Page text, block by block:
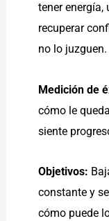
tener energía,
recuperar
no lo juzguen.
Medición de
cómo le
siente
Objetivos:
constante y
cómo puede